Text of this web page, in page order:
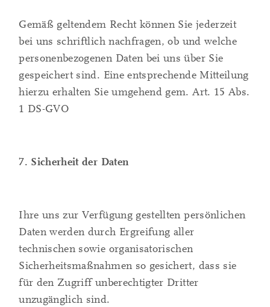
Gemäß geltendem Recht können Sie jederzeit
bei uns schriftlich nachfragen, ob und welche
personenbezogenen Daten bei uns über Sie
gespeichert sind. Eine entsprechende Mitteilung
hierzu erhalten Sie umgehend gem. Art. 15 Abs.
1 DS-GVO
7. Sicherheit der Daten
Ihre uns zur Verfügung gestellten persönlichen
Daten werden durch Ergreifung aller
technischen sowie organisatorischen
Sicherheitsmaßnahmen so gesichert, dass sie
für den Zugriff unberechtigter Dritter
unzugänglich sind.